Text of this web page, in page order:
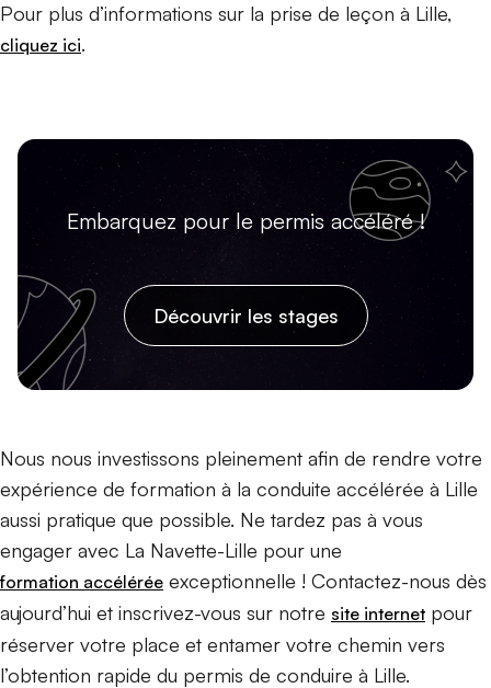
Pour plus d’informations sur la prise de leçon à Lille,
cliquez ici.
Embarquez pour le permis accéléré !
Découvrir les stages
Nous nous investissons pleinement afin de rendre votre
expérience de formation à la conduite accélérée à Lille
aussi pratique que possible. Ne tardez pas à vous
engager avec La Navette-Lille pour une
formation accélérée exceptionnelle ! Contactez-nous dès
aujourd’hui et inscrivez-vous sur notre site internet pour
réserver votre place et entamer votre chemin vers
l’obtention rapide du permis de conduire à Lille.